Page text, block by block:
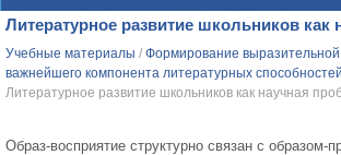
СОЦИАЛЬНАЯ ПЕДАГОГИКА УЧЕБНЫЕ МАТЕРИАЛЫ
Литературное развитие школьников как
Учебные материалы / Формирование выразительной
важнейшего компонента литературных
Литературное развитие школьников как научная
Образ-восприятие структурно связан с образом-